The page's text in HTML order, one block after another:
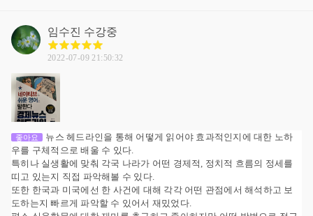
임수진 수강중
2022-07-09 21:50:32
좋아요
뉴스 헤드라인을 통해 어떻게 읽어야 효과적인지에 대한 노하
우를 구체적으로 배울 수 있다.
특히나 실생활에 맞춰 각국 나라가 어떤 경제적, 정치적 흐름의 정세를
띠고 있는지 직접 파악해볼 수 있다.
또한 한국과 미국에선 한 사건에 대해 각각 어떤 관점에서 해석하고 보
도하는지 빠르게 파악할 수 있어서 재밌었다.